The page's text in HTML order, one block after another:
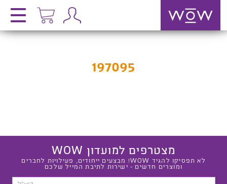
197095
מצטרפים למועדון WOW
לא תפסיקו להגיד WOW! מבצעים ייחודים, פעילויות לחברים
ומוצרים חדשים - ישירות לתיבת המייל שלכם